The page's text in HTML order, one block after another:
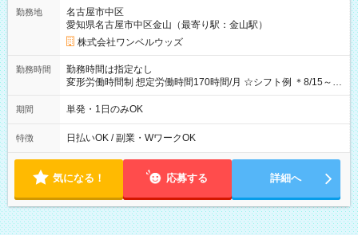
期間なし
勤務地
名古屋市中区
愛知県名古屋市中区金山（最寄り駅：金山駅）
株式会社ワンベルウッズ
勤務時間
勤務時間は指定なし
変形労働時間制 想定労働時間170時間/月 ☆シフト例 ＊8/15～
10/26 全日共通 08：00～12：00 17：00～21：00 ＊8/31
～9/19のみ下記シフトもあります！ 12：00～16：00 ＊9/6～
00
期間 単発・1日のみOK
特徴 日払いOK / 副業・WワークOK
気になる！ 応募する 詳細へ